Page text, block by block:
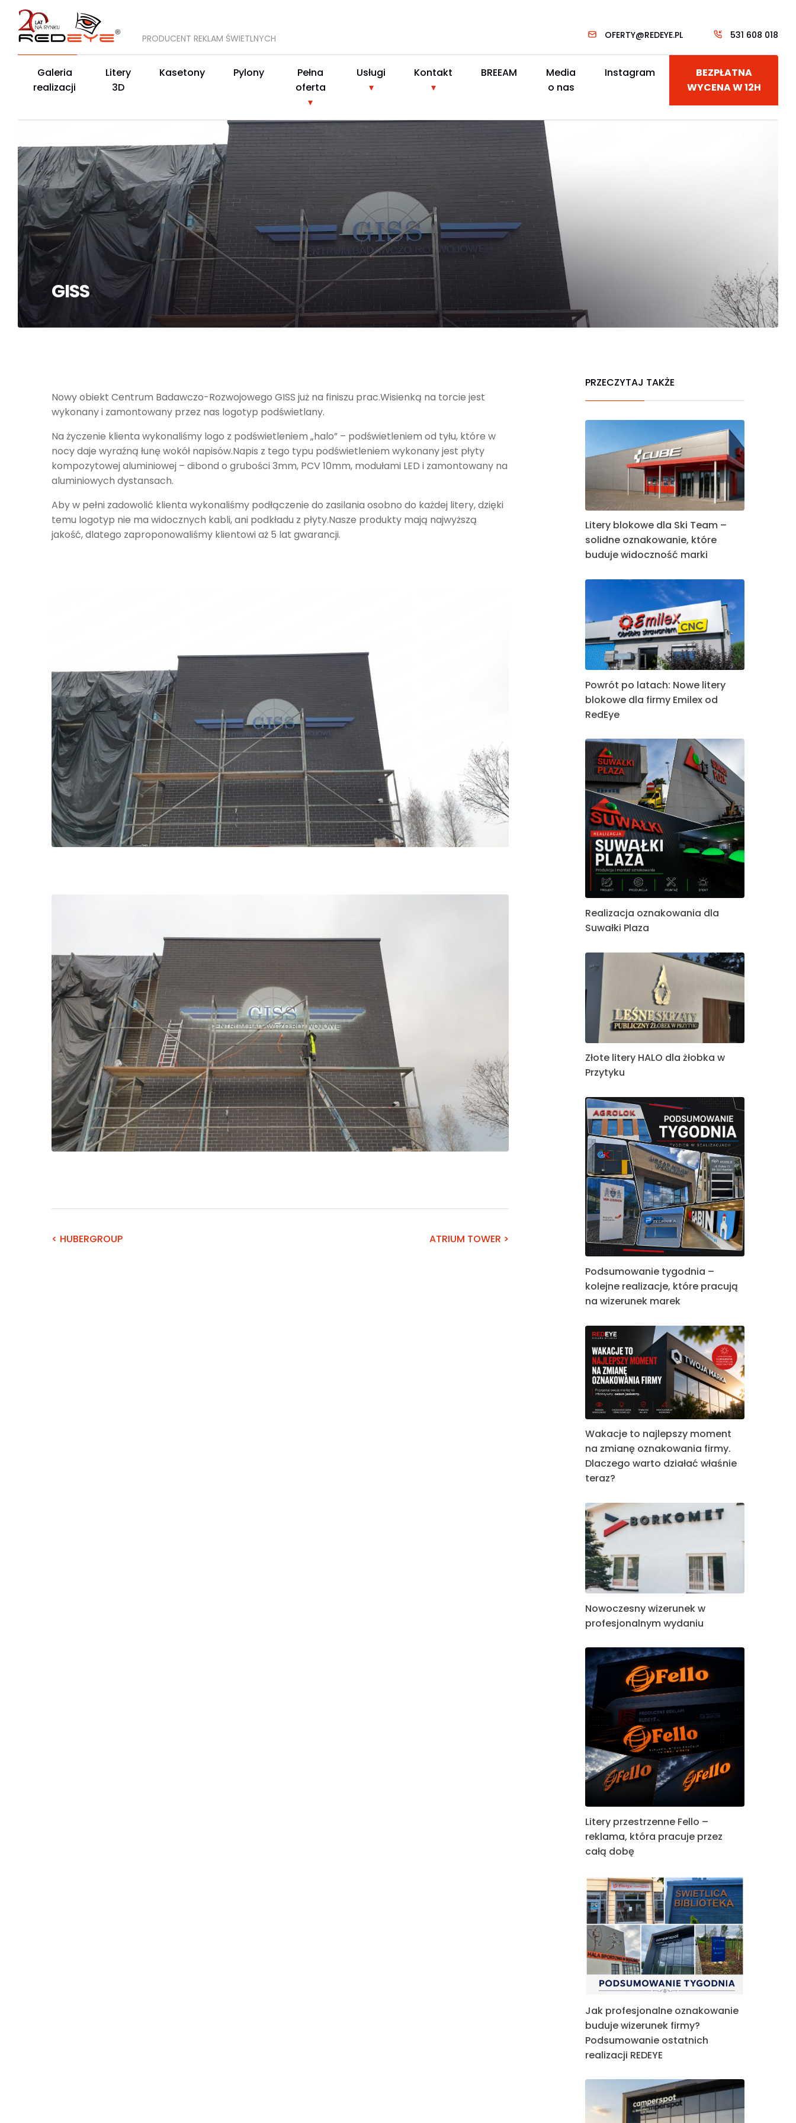
PRODUCENT REKLAM ŚWIETLNYCH 531 608 018
OFERTY@REDEYE.PL
Galeria
realizacji
Litery
3D
Kasetony Pylony
Pełna
oferta
Usługi Kontakt BREEAM
Media
o nas
Instagram
BEZPŁATNA
WYCENA W 12H
GISS
Nowy obiekt Centrum Badawczo-Rozwojowego GISS już na finiszu prac.Wisienką na torcie jest
wykonany i zamontowany przez nas logotyp podświetlany.
Na życzenie klienta wykonaliśmy logo z podświetleniem „halo” – podświetleniem od tyłu, które w
nocy daje wyraźną łunę wokół napisów.Napis z tego typu podświetleniem wykonany jest płyty
kompozytowej aluminiowej – dibond o grubości 3mm, PCV 10mm, modułami LED i zamontowany na
aluminiowych dystansach.
Aby w pełni zadowolić klienta wykonaliśmy podłączenie do zasilania osobno do każdej litery, dzięki
temu logotyp nie ma widocznych kabli, ani podkładu z płyty.Nasze produkty mają najwyższą
jakość, dlatego zaproponowaliśmy klientowi aż 5 lat gwarancji.
< HUBERGROUP ATRIUM TOWER >
PRZECZYTAJ TAKŻE
Litery blokowe dla Ski Team –
solidne oznakowanie, które
buduje widoczność marki
Powrót po latach: Nowe litery
blokowe dla firmy Emilex od
RedEye
Realizacja oznakowania dla
Suwałki Plaza
Złote litery HALO dla żłobka w
Przytyku
Podsumowanie tygodnia –
kolejne realizacje, które pracują
na wizerunek marek
Wakacje to najlepszy moment
na zmianę oznakowania firmy.
Dlaczego warto działać właśnie
teraz?
Nowoczesny wizerunek w
profesjonalnym wydaniu
Litery przestrzenne Fello –
reklama, która pracuje przez
całą dobę
Jak profesjonalne oznakowanie
buduje wizerunek firmy?
Podsumowanie ostatnich
realizacji REDEYE